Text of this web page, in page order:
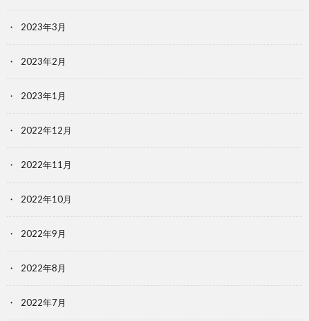
2023年3月
2023年2月
2023年1月
2022年12月
2022年11月
2022年10月
2022年9月
2022年8月
2022年7月